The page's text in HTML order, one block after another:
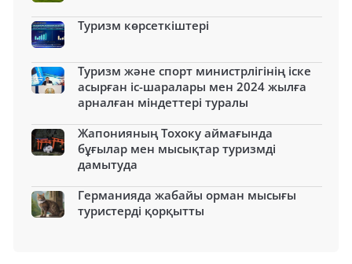
Туризм көрсеткіштері
Туризм және спорт министрлігінің іске
асырған іс-шаралары мен 2024 жылға
арналған міндеттері туралы
Жапонияның Тохоку аймағында
бұғылар мен мысықтар туризмді
дамытуда
Германияда жабайы орман мысығы
туристерді қорқытты